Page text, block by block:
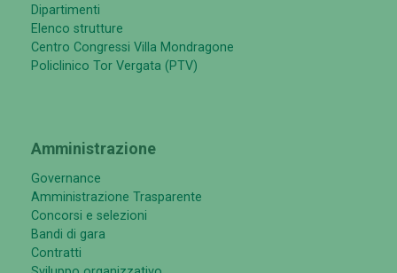
Dipartimenti
Elenco strutture
Centro Congressi Villa Mondragone
Policlinico Tor Vergata (PTV)
Amministrazione
Governance
Amministrazione Trasparente
Concorsi e selezioni
Bandi di gara
Contratti